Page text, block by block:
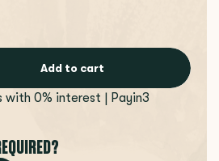
Add to cart
with 0% interest | Payin3